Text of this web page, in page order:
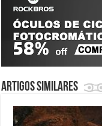
Artigos similares